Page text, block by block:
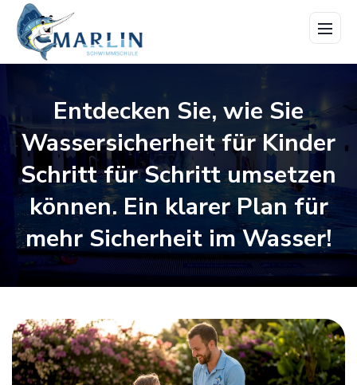
Menü
Entdecken Sie, wie Sie
Wassersicherheit für Kinder
Schritt für Schritt umsetzen
können. Ein klarer Plan für
mehr Sicherheit im Wasser!